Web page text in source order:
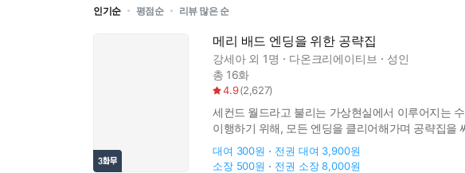
인기순 평점순 리뷰 많은 순
메리 배드 엔딩을 위한 공략집
강세아외 1명 다온크리에이티브
성인
총 16화
4.9(2,627)
세컨드 월드라고 불리는 가상현실에서 이루어지는
이행하기 위해, 모든 엔딩을 클리어해가며 공략집
히타이트라니. 과연 지아는 모든 엔딩을 클리어하고,
대여 300원 전권 대여 3,900원
소장 500원 전권 소장 8,000원